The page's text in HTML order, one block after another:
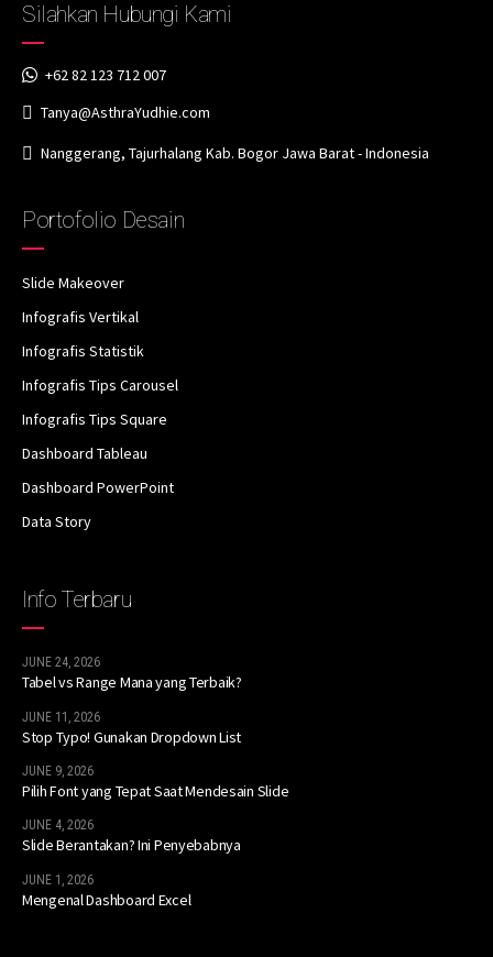
Silahkan Hubungi Kami
+62 82 123 712 007
Tanya@AsthraYudhie.com
Nanggerang, Tajurhalang Kab. Bogor Jawa Barat - Indonesia
Portofolio Desain
Slide Makeover
Infografis Vertikal
Infografis Statistik
Infografis Tips Carousel
Infografis Tips Square
Dashboard Tableau
Dashboard PowerPoint
Data Story
Info Terbaru
JUNE 24, 2026
Tabel vs Range Mana yang Terbaik?
JUNE 11, 2026
Stop Typo! Gunakan Dropdown List
JUNE 9, 2026
Pilih Font yang Tepat Saat Mendesain Slide
JUNE 4, 2026
Slide Berantakan? Ini Penyebabnya
JUNE 1, 2026
Mengenal Dashboard Excel